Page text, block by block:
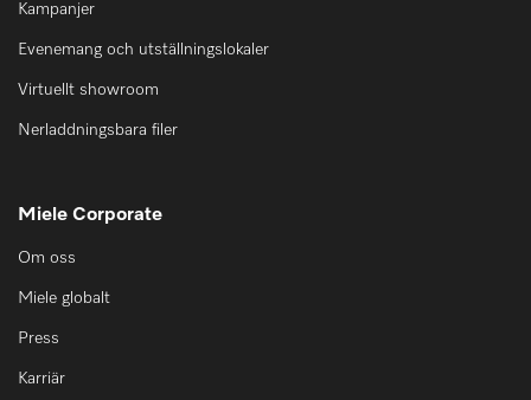
Kampanjer
Evenemang och utställningslokaler
Virtuellt showroom
Nerladdningsbara filer
Miele Corporate
Om oss
Miele globalt
Press
Karriär